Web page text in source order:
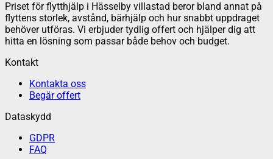
Priset för flytthjälp i Hässelby villastad beror bland annat på
flyttens storlek, avstånd, bärhjälp och hur snabbt uppdraget
behöver utföras. Vi erbjuder tydlig offert och hjälper dig att
hitta en lösning som passar både behov och budget.
Kontakt
Kontakta oss
Begär offert
Dataskydd
GDPR
FAQ